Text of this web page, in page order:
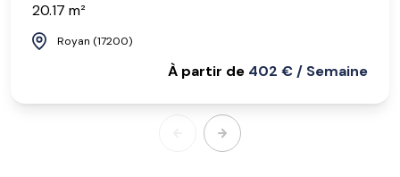
20.17 m²
Royan (17200)
À partir de 402 € / Semaine